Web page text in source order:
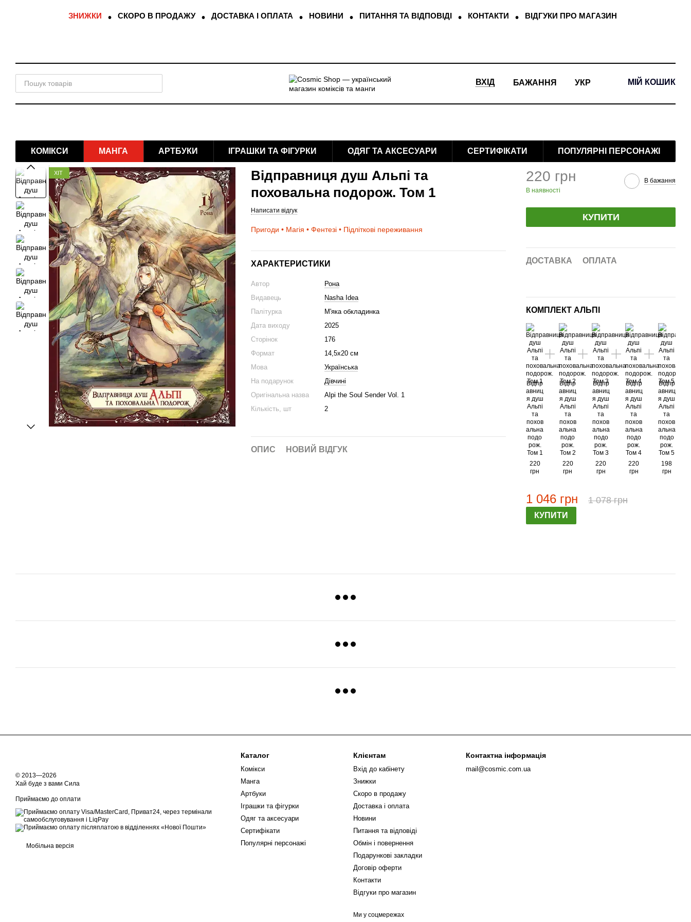
ЗНИЖКИ СКОРО В ПРОДАЖУ ДОСТАВКА І ОПЛАТА НОВИНИ ПИТАННЯ ТА ВІДПОВІДІ КОНТАКТИ ВІДГУКИ ПРО МАГАЗИН
ВХІД БАЖАННЯ УКР МІЙ КОШИК
КОМІКСИ МАНГА АРТБУКИ ІГРАШКИ ТА ФІГУРКИ ОДЯГ ТА АКСЕСУАРИ СЕРТИФІКАТИ ПОПУЛЯРНІ ПЕРСОНАЖІ
ХІТ
Відправниця душ Альпі та
поховальна подорож. Том 1
Написати відгук
Пригоди • Магія • Фентезі • Підліткові переживання
ХАРАКТЕРИСТИКИ
Автор
Рона
Видавець
Nasha Idea
Палітурка
М'яка обкладинка
Дата виходу
2025
Сторінок
176
Формат
14,5x20 см
Мова
Українська
На подарунок
Дівчині
Оригінальна назва
Alpi the Soul Sender Vol. 1
Кількість, шт
2
ОПИС НОВИЙ ВІДГУК
220 грн
В наявності
В бажання
КУПИТИ
ДОСТАВКА ОПЛАТА
КОМПЛЕКТ АЛЬПІ
Відпр
авниц
я душ
Альпі
та
похов
альна
подо
рож.
Том 1
220
грн
Відпр
авниц
я душ
Альпі
та
похов
альна
подо
рож.
Том 2
220
грн
Відпр
авниц
я душ
Альпі
та
похов
альна
подо
рож.
Том 3
220
грн
Відпр
авниц
я душ
Альпі
та
похов
альна
подо
рож.
Том 4
220
грн
Відпр
авниц
я душ
Альпі
та
похов
альна
подо
рож.
Том 5
198
грн
1 046 грн 1 078 грн
КУПИТИ
© 2013—2026
Хай буде з вами Сила
Приймаємо до оплати
Мобільна версія
Каталог
Комікси
Манга
Артбуки
Іграшки та фігурки
Одяг та аксесуари
Сертифікати
Популярні персонажі
Клієнтам
Вхід до кабінету
Знижки
Скоро в продажу
Доставка і оплата
Новини
Питання та відповіді
Обмін і повернення
Подарункові закладки
Договір оферти
Контакти
Відгуки про магазин
Ми у соцмережах
Контактна інформація
mail@cosmic.com.ua